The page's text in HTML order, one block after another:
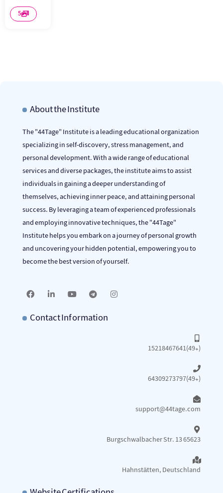
5
About the Institute
The "44Tage" Institute is a leading educational organization
specializing in self-discovery, stress management, and
personal development. With a wide range of educational
services and diverse packages, the institute aims to assist
individuals in gaining a deeper understanding of
themselves, achieving inner peace, and attaining personal
success. By leveraging a team of experienced professionals
and employing innovative techniques, the "44Tage"
Institute helps you embark on a journey of personal growth
and uncovering your hidden potential, empowering you to
become the best version of yourself.
Contact Information
15218467641(49+)
64309273797(49+)
support@44tage.com​
Burgschwalbacher Str. 13 65623
Hahnstätten, Deutschland